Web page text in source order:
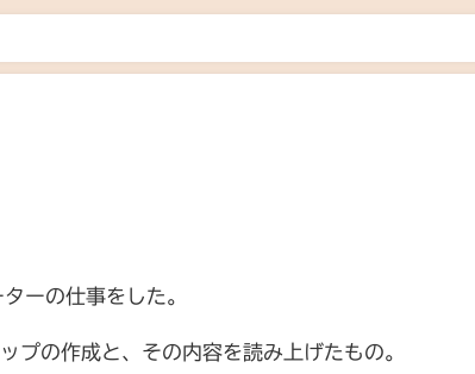
ーの仕事をした。
プの作成と、その内容を読み上げたもの。